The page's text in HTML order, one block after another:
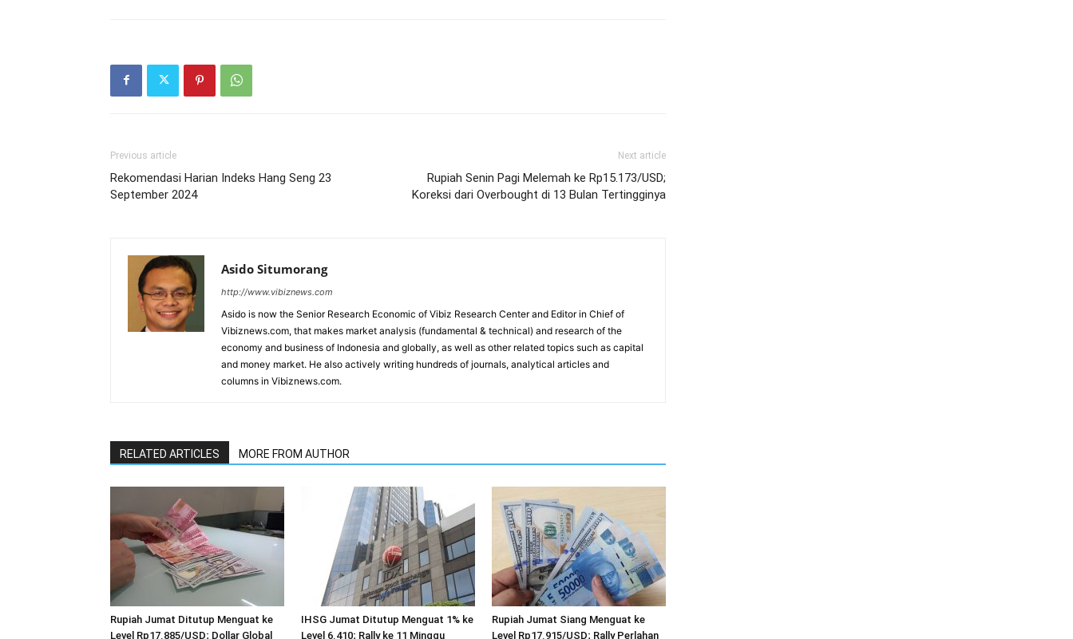
Previous article
Rekomendasi Harian Indeks Hang Seng 23
September 2024
Next article
Rupiah Senin Pagi Melemah ke Rp15.173/USD;
Koreksi dari Overbought di 13 Bulan Tertingginya
Asido Situmorang
http://www.vibiznews.com
Asido is now the Senior Research Economic of Vibiz Research Center and Editor in Chief of
Vibiznews.com, that makes market analysis (fundamental & technical) and research of the
economy and business of Indonesia and globally, as well as other related topics such as capital
and money market. He also actively writing hundreds of journals, analytical articles and
columns in Vibiznews.com.
RELATED ARTICLES MORE FROM AUTHOR
Rupiah Jumat Ditutup Menguat ke
Level Rp17.885/USD; Dollar Global
IHSG Jumat Ditutup Menguat 1% ke
Level 6.410; Rally ke 11 Minggu
Rupiah Jumat Siang Menguat ke
Level Rp17.915/USD; Rally Perlahan